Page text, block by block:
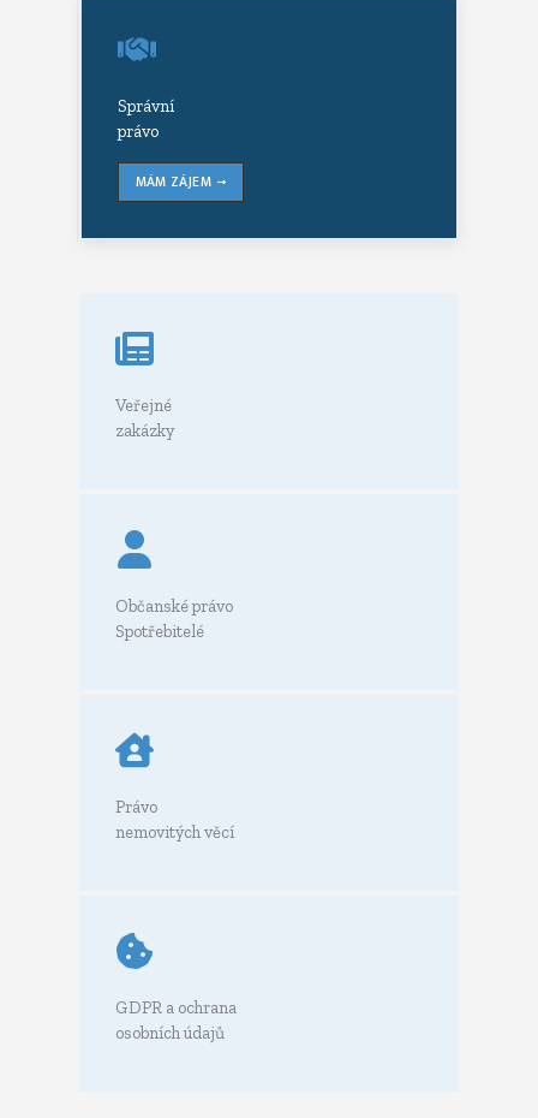
Správní
právo
MÁM ZÁJEM
Veřejné
zakázky
Občanské právo
Spotřebitelé
Právo
nemovitých věcí
GDPR a ochrana
osobních údajů